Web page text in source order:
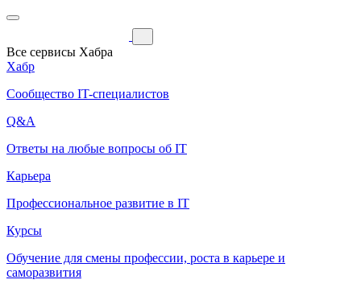
Все сервисы Хабра
Хабр
Сообщество IT-специалистов
Q&A
Ответы на любые вопросы об IT
Карьера
Профессиональное развитие в IT
Курсы
Обучение для смены профессии, роста в карьере и
саморазвития